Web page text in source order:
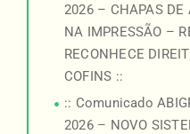
2026 – CHAPAS DE
NA IMPRESSÃO –
RECONHECE
COFINS ::
:: Comunicado
2026 – NOVO